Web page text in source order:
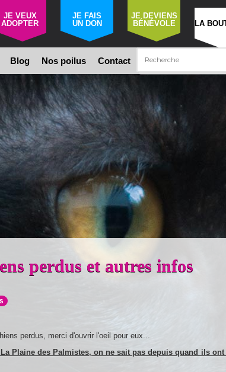
JE VEUX
ADOPTER
JE FAIS
UN DON
JE DEVIENS
BÉNÉVOLE
LA
Blog Nos poilus Contact
perdus et autres infos
perdus, merci d'ouvrir l'oeil pour eux...
Plaine des Palmistes, on ne sait pas depuis quand ils